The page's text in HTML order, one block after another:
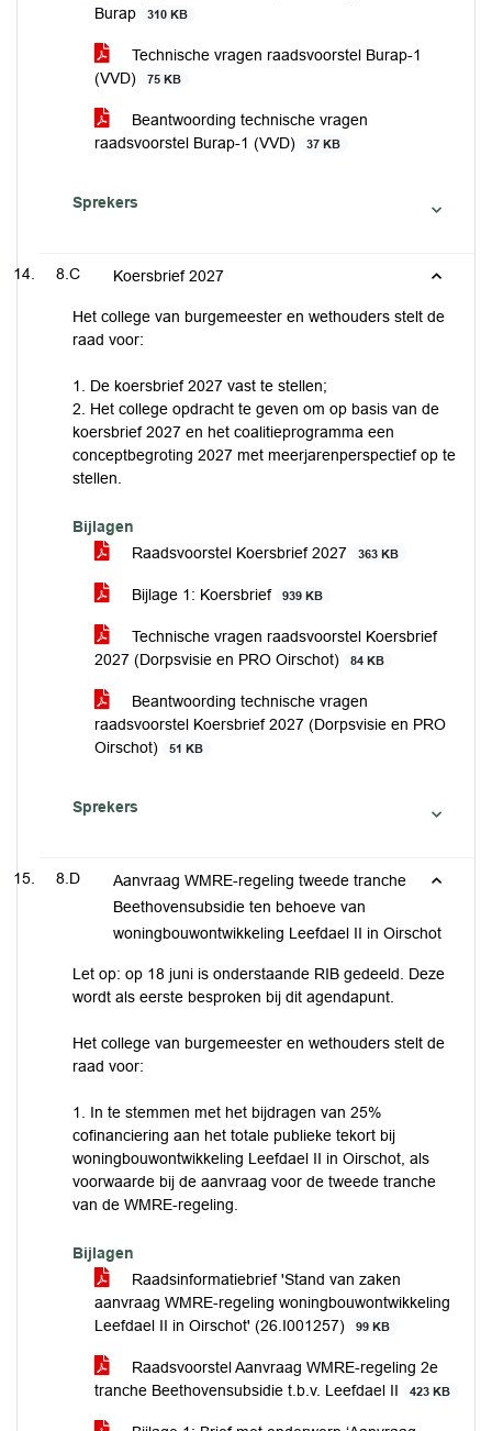
Burap
310 KB
Technische vragen raadsvoorstel Burap-1
(VVD)
75 KB
Beantwoording technische vragen
raadsvoorstel Burap-1 (VVD)
37 KB
Sprekers
8.C Koersbrief 2027
Het college van burgemeester en wethouders stelt de
raad voor:
1. De koersbrief 2027 vast te stellen;
2. Het college opdracht te geven om op basis van de
koersbrief 2027 en het coalitieprogramma een
conceptbegroting 2027 met meerjarenperspectief op te
stellen.
Bijlagen
Raadsvoorstel Koersbrief 2027
363 KB
Bijlage 1: Koersbrief 939 KB
Technische vragen raadsvoorstel Koersbrief
2027 (Dorpsvisie en PRO Oirschot)
84 KB
Beantwoording technische vragen
raadsvoorstel Koersbrief 2027 (Dorpsvisie en PRO
Oirschot)
51 KB
Sprekers
8.D
Aanvraag WMRE-regeling tweede tranche
Beethovensubsidie ten behoeve van
woningbouwontwikkeling Leefdael II in Oirschot
Let op: op 18 juni is onderstaande RIB gedeeld. Deze
wordt als eerste besproken bij dit agendapunt.
Het college van burgemeester en wethouders stelt de
raad voor:
1. In te stemmen met het bijdragen van 25%
cofinanciering aan het totale publieke tekort bij
woningbouwontwikkeling Leefdael II in Oirschot, als
voorwaarde bij de aanvraag voor de tweede tranche
van de WMRE-regeling.
Bijlagen
Raadsinformatiebrief 'Stand van zaken
aanvraag WMRE-regeling woningbouwontwikkeling
Leefdael II in Oirschot' (26.I001257)
99 KB
Raadsvoorstel Aanvraag WMRE-regeling 2e
tranche Beethovensubsidie t.b.v. Leefdael II
423 KB